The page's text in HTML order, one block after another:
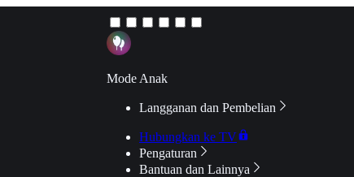
Mode Anak
Langganan dan Pembelian
Hubungkan ke TV
Pengaturan
Bantuan dan Lainnya